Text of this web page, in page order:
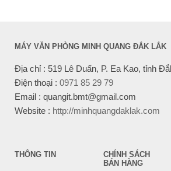
MÁY VĂN PHÒNG MINH QUANG ĐẮK LẮK
Địa chỉ : 519 Lê Duẩn, P. Ea Kao, tỉnh
Điện thoại : 0971 85 29 79
Email : quangit.bmt@gmail.com
Website : http://minhquangdaklak.com
THÔNG TIN
CHÍNH SÁCH
BÁN HÀNG